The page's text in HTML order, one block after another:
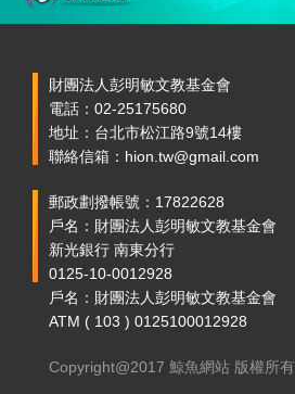
財團法人彭明敏文教基金會
電話：02-25175680
地址：台北市松江路9號14樓
聯絡信箱：hion.tw@gmail.com
郵政劃撥帳號：17822628
戶名：財團法人彭明敏文教基金會
新光銀行 南東分行
0125-10-0012928
戶名：財團法人彭明敏文教基金會
ATM ( 103 ) 0125100012928
Copyright@2017 鯨魚網站 版權所有